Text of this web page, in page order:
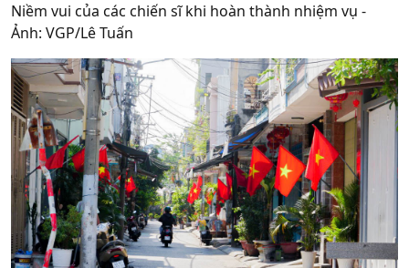
Niềm vui của các chiến sĩ khi hoàn thành nhiệm vụ -
Ảnh: VGP/Lê Tuấn